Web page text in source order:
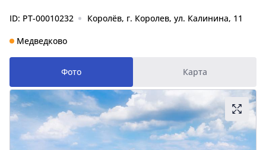
ID: PT-00010232
Королёв, г. Королев, ул. Калинина, 11
Медведково
Фото Карта